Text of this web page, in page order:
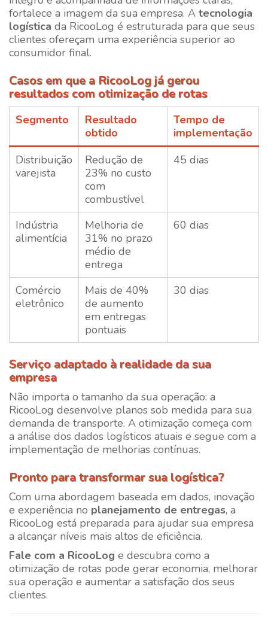
fortalece a imagem da sua empresa. A tecnologia
logística da RicooLog é estruturada para que seus
clientes ofereçam uma experiência superior ao
consumidor final.
Casos em que a RicooLog já gerou
resultados com otimização de rotas
Segmento
Resultado
obtido
Tempo de
implementação
Distribuição
varejista
Redução de
23% no custo
com
combustível
45 dias
Indústria
alimentícia
Melhoria de
31% no prazo
médio de
entrega
60 dias
Comércio
eletrônico
Mais de 40%
de aumento
em entregas
pontuais
30 dias
Serviço adaptado à realidade da sua
empresa
Não importa o tamanho da sua operação: a
RicooLog desenvolve planos sob medida para sua
demanda de transporte. A otimização começa com
a análise dos dados logísticos atuais e segue com a
implementação de melhorias contínuas.
Pronto para transformar sua logística?
Com uma abordagem baseada em dados, inovação
e experiência no planejamento de entregas, a
RicooLog está preparada para ajudar sua empresa
a alcançar níveis mais altos de eficiência.
Fale com a RicooLog e descubra como a
otimização de rotas pode gerar economia, melhorar
sua operação e aumentar a satisfação dos seus
clientes.